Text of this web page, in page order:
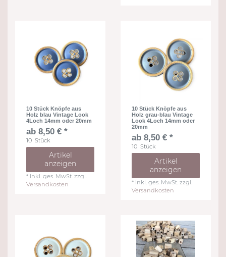
10 Stück Knöpfe aus
Holz blau Vintage Look
4Loch 14mm oder 20mm
ab 8,50 € *
10 Stück
Artikel
anzeigen
* inkl. ges. MwSt. zzgl.
Versandkosten
10 Stück Knöpfe aus
Holz grau-blau Vintage
Look 4Loch 14mm oder
20mm
ab 8,50 € *
10 Stück
Artikel
anzeigen
* inkl. ges. MwSt. zzgl.
Versandkosten